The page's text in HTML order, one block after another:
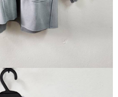
理人或監護人之同意方可使用
者引起之損失，本公司不負相關責
據個別帳號之用戶狀況，依本公司即
度不足之情形，本公司將視審查結果
戶之使用額度並採取法律行動。